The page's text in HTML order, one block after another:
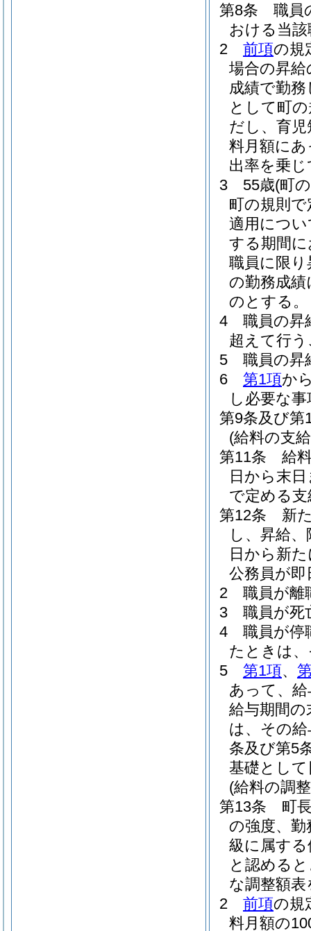
第8条
職員
おける当
2
前項の規
場合の昇
成績で勤
として町
だし、育
料月額に
出率を乗
3
55歳(町
町の規則
適用につ
する期間
職員に限
の勤務成
のとする。
4
職員の昇
超えて行
5
職員の昇
6
第1項か
し必要な
第9条及び第
(給料の支
第11条
給
日から末
で定める
第12条
新
し、昇給
日から新
公務員が
2
職員が離
3
職員が死
4
職員が停
たときは
5
第1項、
あって、
給与期間
は、その
条及び第5
基礎とし
(給料の調
第13条
町
の強度、
級に属す
と認める
な調整額
2
前項の規
料月額の